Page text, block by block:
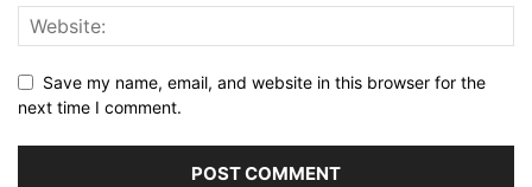
Save my name, email, and website in this browser for the
next time I comment.